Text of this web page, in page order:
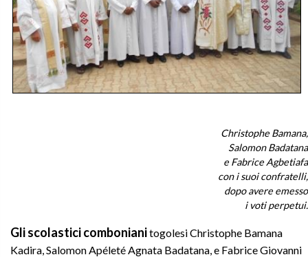
Christophe Bamana,
Salomon Badatana
e Fabrice Agbetiafa
con i suoi confratelli,
dopo avere emesso
i voti perpetui.
Gli scolastici combonianitogolesi Christophe Bamana
Kadira, Salomon Apéleté Agnata Badatana, e Fabrice Giovanni